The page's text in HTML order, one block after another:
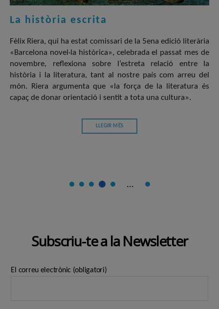
La història escrita
Fèlix Riera, qui ha estat comissari de la 5ena edició literària
«Barcelona novel·la històrica», celebrada el passat mes de
novembre, reflexiona sobre l’estreta relació entre la
història i la literatura, tant al nostre país com arreu del
món. Riera argumenta que «la força de la literatura és
capaç de donar orientació i sentit a tota una cultura».
LLEGIR MÉS
...
Subscriu-te a la Newsletter
El correu electrònic (obligatori)